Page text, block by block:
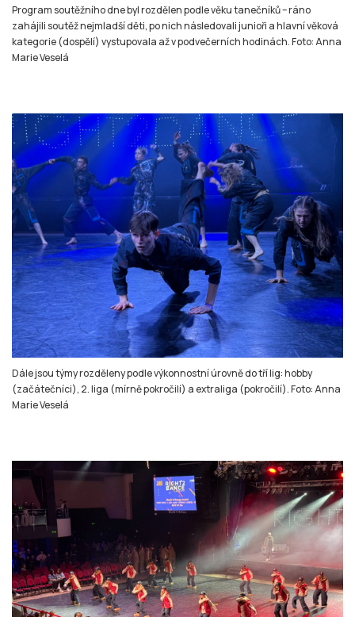
Program soutěžního dne byl rozdělen podle věku tanečníků – ráno
zahájili soutěž nejmladší děti, po nich následovali junioři a hlavní věková
kategorie (dospělí) vystupovala až v podvečerních hodinách. Foto: Anna
Marie Veselá
Dále jsou týmy rozděleny podle výkonnostní úrovně do tří lig: hobby
(začátečníci), 2. liga (mírně pokročilí) a extraliga (pokročilí). Foto: Anna
Marie Veselá